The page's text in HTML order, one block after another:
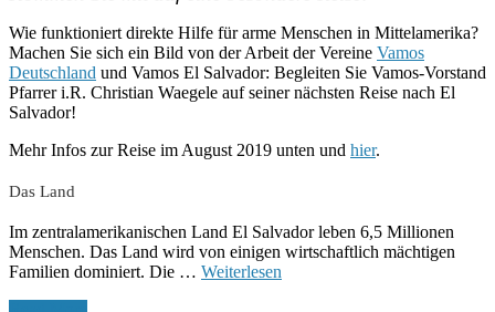
Wie funktioniert direkte Hilfe für arme Menschen in Mittelamerika?
Machen Sie sich ein Bild von der Arbeit der Vereine Vamos
Deutschland und Vamos El Salvador: Begleiten Sie Vamos-Vorstand
Pfarrer i.R. Christian Waegele auf seiner nächsten Reise nach El
Salvador!
Mehr Infos zur Reise im August 2019 unten und hier.
Das Land
Im zentralamerikanischen Land El Salvador leben 6,5 Millionen
Menschen. Das Land wird von einigen wirtschaftlich mächtigen
Familien dominiert. Die … Weiterlesen